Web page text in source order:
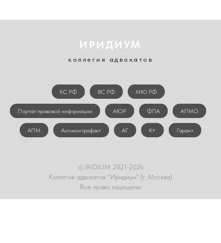
ИРИДИУМ
коллегия адвокатов
КС РФ ВС РФ МЮ РФ
Портал правовой информации АЮР ФПА АПМО
АПМ Антиконтрафакт АГ К+ Гарант
© IRIDIUM 2021-2026
Коллегия адвокатов "Иридиум" (г. Москва)
Все права защищены